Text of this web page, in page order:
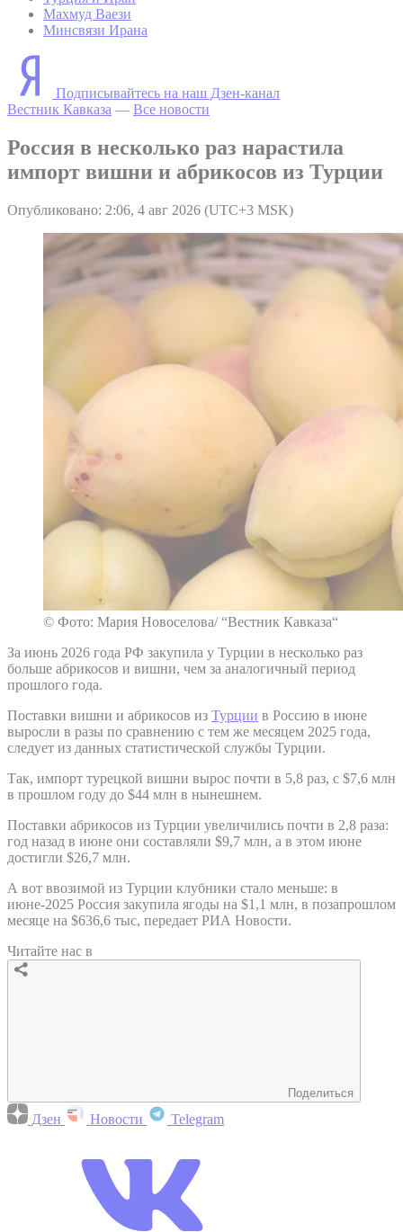
Махмуд Ваези
Минсвязи Ирана
Подписывайтесь на наш Дзен-канал
Вестник Кавказа — Все новости
Россия в несколько раз нарастила
импорт вишни и абрикосов из Турции
Опубликовано: 2:06, 4 авг 2026 (UTC+3 MSK)
© Фото: Мария Новоселова/ “Вестник Кавказа“
За июнь 2026 года РФ закупила у Турции в несколько раз
больше абрикосов и вишни, чем за аналогичный период
прошлого года.
Поставки вишни и абрикосов из Турции в Россию в июне
выросли в разы по сравнению с тем же месяцем 2025 года,
следует из данных статистической службы Турции.
Так, импорт турецкой вишни вырос почти в 5,8 раз, с $7,6 млн
в прошлом году до $44 млн в нынешнем.
Поставки абрикосов из Турции увеличились почти в 2,8 раза:
год назад в июне они составляли $9,7 млн, а в этом июне
достигли $26,7 млн.
А вот ввозимой из Турции клубники стало меньше: в
июне-2025 Россия закупила ягоды на $1,1 млн, в позапрошлом
месяце на $636,6 тыс, передает РИА Новости.
Читайте нас в
Поделиться
Дзен Новости Telegram